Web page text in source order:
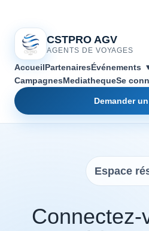
CSTPRO AGV
AGENTS DE VOYAGES
AccueilPartenairesÉvénements
CampagnesMediathequeSe
Demander
Espace
Connectez-